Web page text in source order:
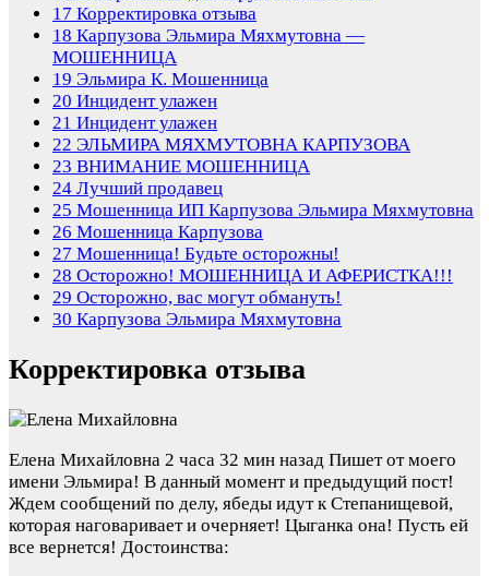
17 Корректировка отзыва
18 Карпузова Эльмира Мяхмутовна —
МОШЕННИЦА
19 Эльмира К. Мошенница
20 Инцидент улажен
21 Инцидент улажен
22 ЭЛЬМИРА МЯХМУТОВНА КАРПУЗОВА
23 ВНИМАНИЕ МОШЕННИЦА
24 Лучший продавец
25 Мошенница ИП Карпузова Эльмира Мяхмутовна
26 Мошенница Карпузова
27 Мошенница! Будьте осторожны!
28 Осторожно! МОШЕННИЦА И АФЕРИСТКА!!!
29 Осторожно, вас могут обмануть!
30 Карпузова Эльмира Мяхмутовна
Корректировка отзыва
Елена Михайловна 2 часа 32 мин назад Пишет от моего
имени Эльмира! В данный момент и предыдущий пост!
Ждем сообщений по делу, ябеды идут к Степанищевой,
которая наговаривает и очерняет! Цыганка она! Пусть ей
все вернется! Достоинства: